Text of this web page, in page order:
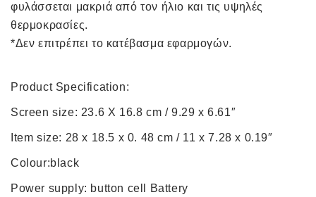
φυλάσσεται μακριά από τον ήλιο και τις υψηλές
θερμοκρασίες.
*Δεν επιτρέπει το κατέβασμα εφαρμογών.
Product Specification:
Screen size: 23.6 X 16.8 cm / 9.29 x 6.61″
Item size: 28 x 18.5 x 0. 48 cm / 11 x 7.28 x 0.19″
Colour:black
Power supply: button cell Battery